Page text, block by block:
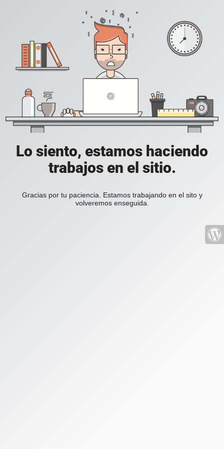
Lo siento, estamos haciendo
trabajos en el sitio.
Gracias por tu paciencia. Estamos trabajando en el sito y
volveremos enseguida.